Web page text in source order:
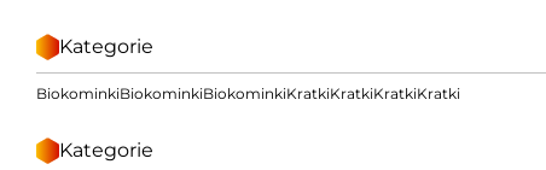
Kategorie
BiokominkiBiokominkiBiokominkiKratkiKratkiKratkiKratki
Kategorie